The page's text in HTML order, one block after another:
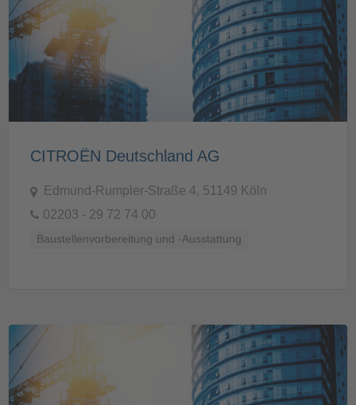
CITROËN Deutschland AG
Edmund-Rumpler-Straße 4, 51149 Köln
02203 - 29 72 74 00
Baustellenvorbereitung und -Ausstattung